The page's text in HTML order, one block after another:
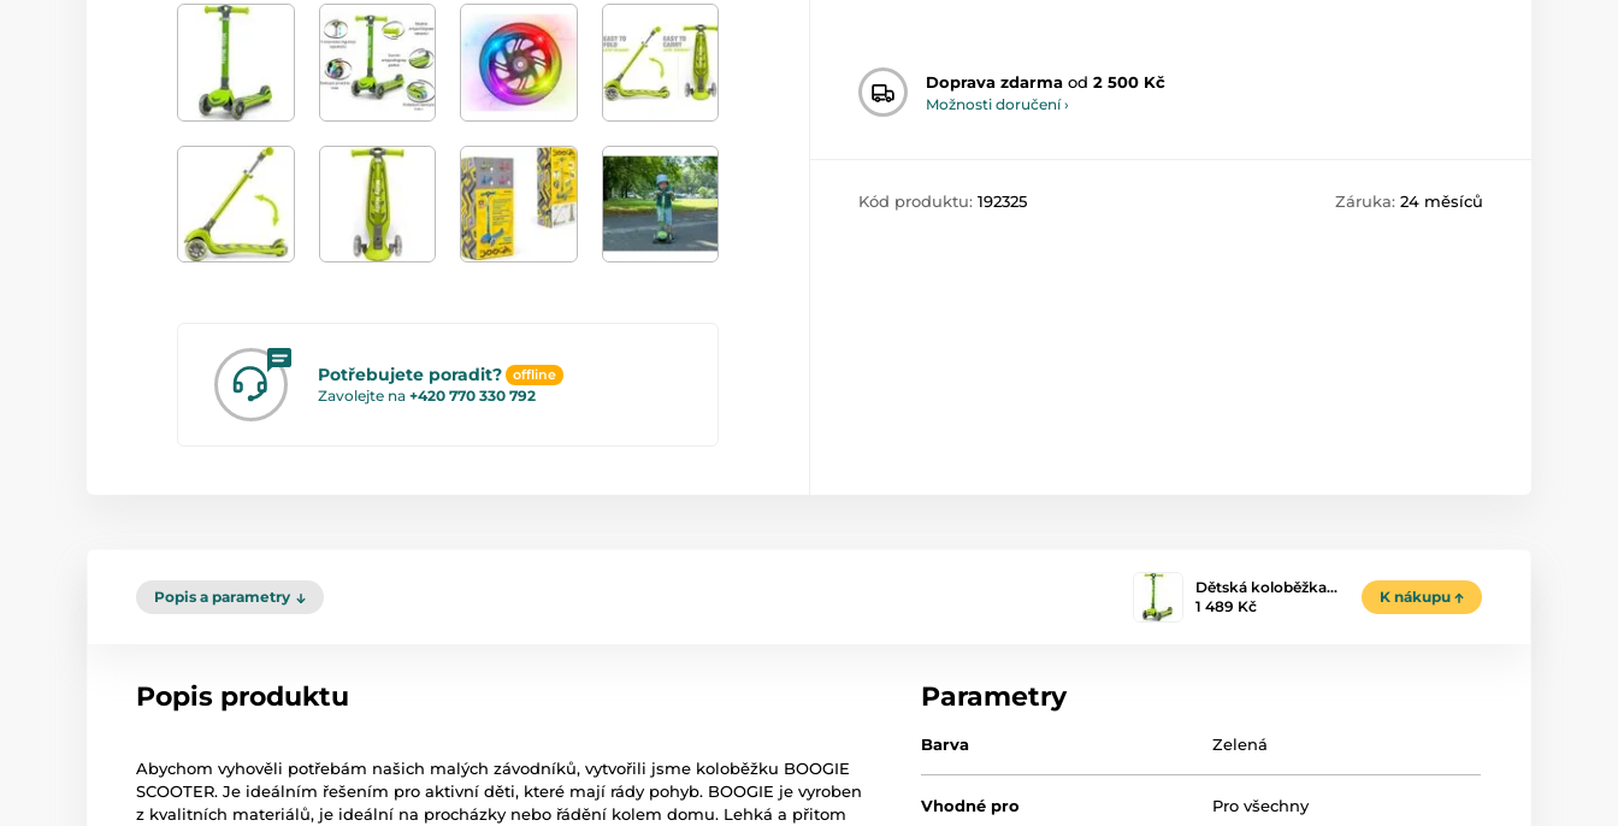
Potřebujete poradit? offline
Zavolejte na +420 770 330 792
Doprava zdarma od 2 500 Kč
Možnosti doručení ›
Kód produktu: 192325 Záruka: 24 měsíců
Popis a parametry
Dětská koloběžka…
1 489 Kč
K nákupu
Popis produktu
Abychom vyhověli potřebám našich malých závodníků, vytvořili jsme koloběžku BOOGIE
SCOOTER. Je ideálním řešením pro aktivní děti, které mají rády pohyb. BOOGIE je vyroben
z kvalitních materiálů, je ideální na procházky nebo řádění kolem domu. Lehká a přitom
Parametry
Barva Zelená
Vhodné pro Pro všechny